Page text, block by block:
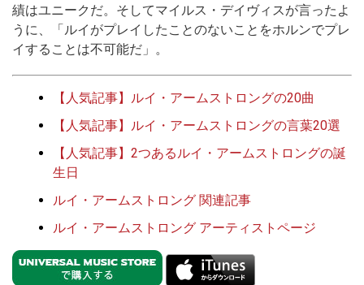
績はユニークだ。そしてマイルス・デイヴィスが言ったよ
うに、「ルイがプレイしたことのないことをホルンでプレ
イすることは不可能だ」。
【人気記事】ルイ・アームストロングの20曲
【人気記事】ルイ・アームストロングの言葉20選
【人気記事】2つあるルイ・アームストロングの誕
生日
ルイ・アームストロング 関連記事
ルイ・アームストロング アーティストページ